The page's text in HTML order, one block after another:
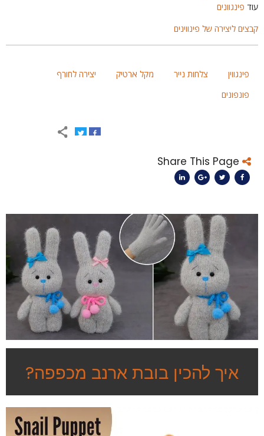
פינגוונים
ליצירה של פינווינים
פינגווין צלחות נייר מקל ארטיק
יצירה לחורף
פונפונים
Share This Page
איך להכין בובת ארנב מכפפה?